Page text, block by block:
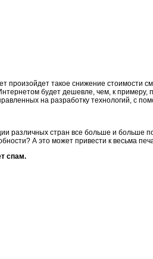
произойдет такое снижение
будет дешевле, чем, к
на разработку технологий, с
различных стран все больше и больше
А это может привести к весьма
спам.